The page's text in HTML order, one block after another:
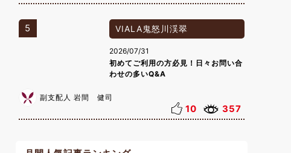
5 VIALA鬼怒川渓翠
2026/07/31
初めてご利用の方必見！日々お問い合
わせの多いQ&A
副支配人 岩間 健司
10 357